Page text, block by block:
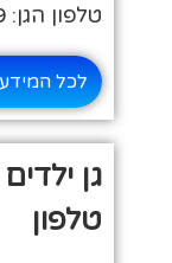
טלפון הגן: 04-0841919
לכל המידע
גן
טלפון